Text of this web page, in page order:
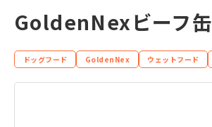
GoldenNexビーフ缶
ドッグフード GoldenNex ウェットフード